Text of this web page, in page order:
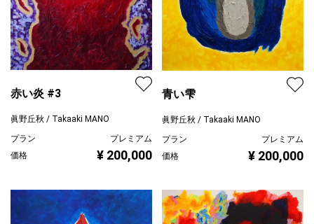
赤い炎 #3
眞野丘秋 / Takaaki MANO
プラン
プレミアム
価格
¥ 200,000
青い雫
眞野丘秋 / Takaaki MANO
プラン
プレミアム
価格
¥ 200,000